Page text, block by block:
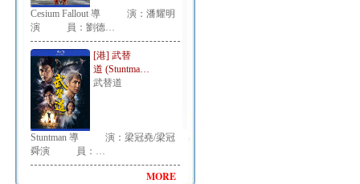
Cesium Fallout 導 演：潘耀明
演 員：劉德…
[港] 武替
道 (Stuntma…
武替道
Stuntman 導 演：梁冠堯/梁冠
舜演 員：…
MORE